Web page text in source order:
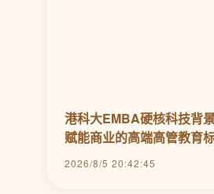
港科大EMBA硬核科技背
赋能商业的高端高管教育
2026/8/5 20:42:45